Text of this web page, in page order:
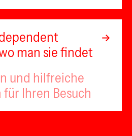
man sie findet
und hilfreiche
Ihren Besuch